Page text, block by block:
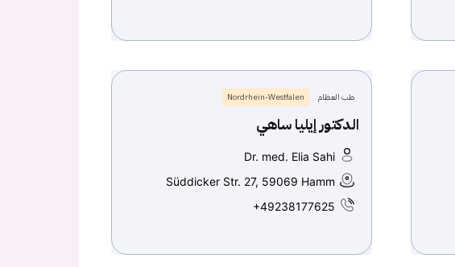
طب العظام Nordrhein-Westfalen
الدكتور إيليا ساهي
Dr. med. Elia Sahi
Süddicker Str. 27, 59069 Hamm
+49238177625